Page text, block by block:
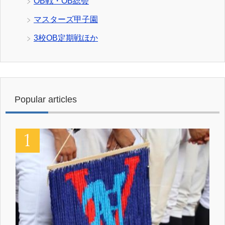
マスターズ甲子園
3校OB定期戦ほか
Popular articles